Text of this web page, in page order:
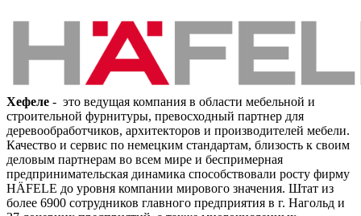
Хефеле - это ведущая компания в области мебельной и
строительной фурнитуры, превосходный партнер для
деревообработчиков, архитекторов и производителей мебели.
Качество и сервис по немецким стандартам, близость к своим
деловым партнерам во всем мире и беспримерная
предпринимательская динамика способствовали росту фирму
HÄFELE до уровня компании мирового значения. Штат из
более 6900 сотрудников главного предприятия в г. Нагольд и